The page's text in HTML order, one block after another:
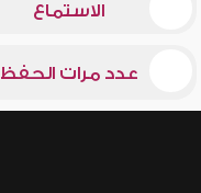
الاستماع
عدد مرات الحفظ